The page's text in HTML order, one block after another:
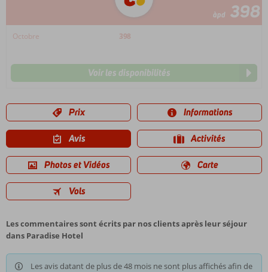
àpd 398
Octobre 398
Voir les disponibilités
Prix Informations
Avis Activités
Photos et Vidéos Carte
Vols
Les commentaires sont écrits par nos clients après leur séjour
dans Paradise Hotel
Les avis datant de plus de 48 mois ne sont plus affichés afin de